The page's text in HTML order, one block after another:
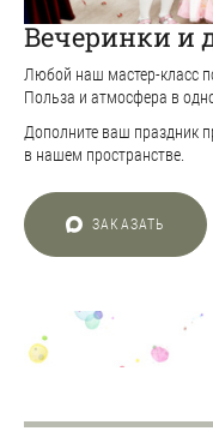
Вечеринки и
Любой наш мастер-класс
Польза и атмосфера в
Дополните ваш праздник
в нашем пространстве.
ЗАКАЗАТЬ